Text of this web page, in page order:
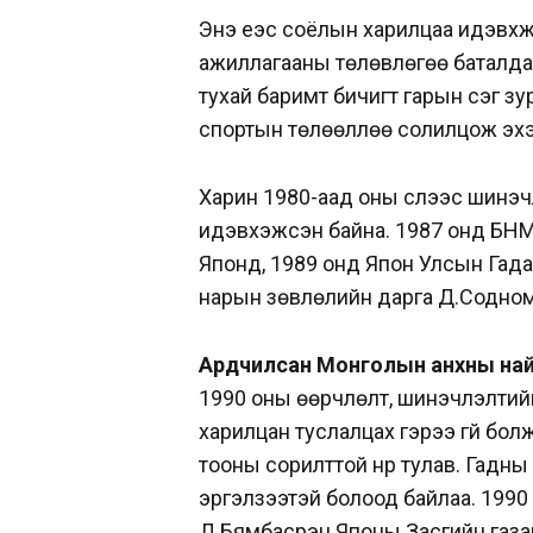
Энэ үеэс соёлын харилцаа
ажиллагааны төлөвлөгөө
тухай баримт бичигт гарын үсэг
спортын төлөөллөө солилцож
Харин 1980-аад оны сүүлээс
идэвхэжсэн байна. 1987 онд
Японд, 1989 онд Япон Улсын
нарын зөвлөлийн дарга
Ардчилсан Монголын анхны
1990 оны өөрчлөлт,
харилцан туслалцах гэрээ үгүй
тооны сорилттой нүүр тулав.
эргэлзээтэй болоод байлаа.